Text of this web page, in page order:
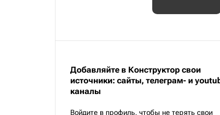
Добавляйте в Конструктор свои
источники: сайты, телеграм- и
каналы
Войдите в профиль, чтобы не терять свои